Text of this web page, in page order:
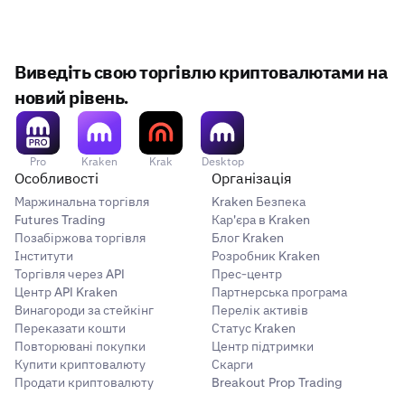
Виведіть свою торгівлю криптовалютами на
новий рівень.
Pro Kraken Krak Desktop
Особливості
Маржинальна торгівля
Futures Trading
Позабіржова торгівля
Інститути
Торгівля через API
Центр API Kraken
Винагороди за стейкінг
Переказати кошти
Повторювані покупки
Купити криптовалюту
Продати криптовалюту
Організація
Kraken Безпека
Кар'єра в Kraken
Блог Kraken
Розробник Kraken
Прес-центр
Партнерська програма
Перелік активів
Статус Kraken
Центр підтримки
Скарги
Breakout Prop Trading